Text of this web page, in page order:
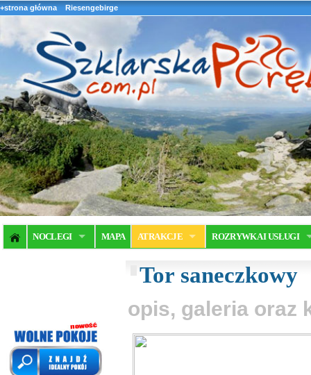
+strona główna Riesengebirge
NOCLEGI MAPA ATRAKCJE ROZRYWKA I USŁUGI
Tor saneczkowy
opis, galeria oraz